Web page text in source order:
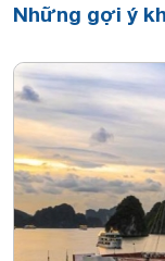
Những gợi ý